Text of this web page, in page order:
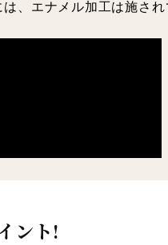
、エナメル加工は施さ
ント!